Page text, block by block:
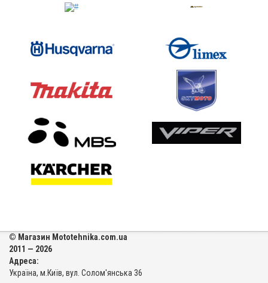
© Магазин Mototehnika.com.ua
2011 — 2026
Адреса:
Україна, м.Київ, вул. Солом'янська 36